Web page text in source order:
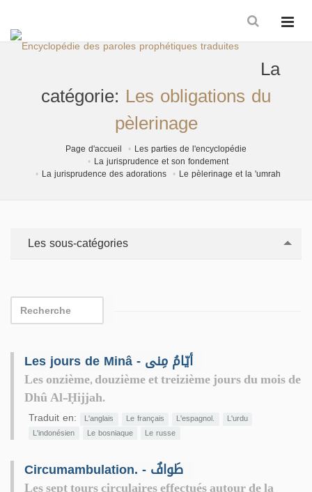
La
catégorie: Les obligations du
pèlerinage
Page d'accueil
Les parties de l'encyclopédie
La jurisprudence et son fondement
La jurisprudence des adorations
Le pèlerinage et la 'umrah
Les sous-catégories
Les jours de Minâ - أيّامُ مِنى
Les onzième, douzième et treizième jours du mois de
Dhû Al-Ḥijjah.
Traduit en: L'anglais Le français L'espagnol.
L'urdu
L'indonésien
Le bosniaque Le russe
Circumambulation. - طَوافٌ